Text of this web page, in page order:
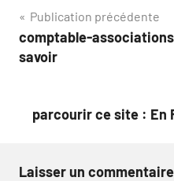
Navigation
de
Publication précédente
comptable-
savoir
parcourir ce site : En
Laisser un commentaire